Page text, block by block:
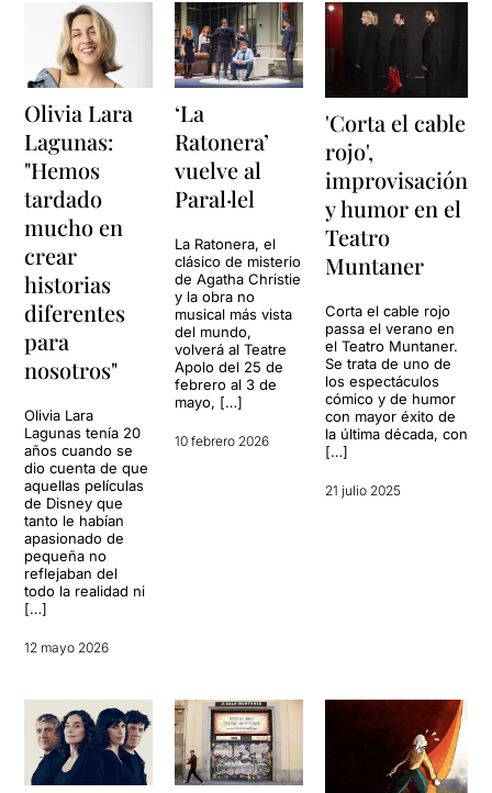
Olivia Lara
Lagunas:
"Hemos
tardado
mucho en
crear
historias
diferentes
para
nosotros"
Olivia Lara
Lagunas tenía 20
años cuando se
dio cuenta de que
aquellas películas
de Disney que
tanto le habían
apasionado de
pequeña no
reflejaban del
todo la realidad ni
[…]
12 mayo 2026
‘La
Ratonera’
vuelve al
Paral·lel
La Ratonera, el
clásico de misterio
de Agatha Christie
y la obra no
musical más vista
del mundo,
volverá al Teatre
Apolo del 25 de
febrero al 3 de
mayo, […]
10 febrero 2026
'Corta el cable
rojo',
improvisación
y humor en el
Teatro
Muntaner
Corta el cable rojo
passa el verano en
el Teatro Muntaner.
Se trata de uno de
los espectáculos
cómico y de humor
con mayor éxito de
la última década, con
[…]
21 julio 2025